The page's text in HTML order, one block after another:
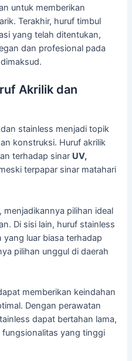
untuk memberikan
Terakhir, huruf timbul
yang telah ditentukan,
dan profesional pada
Akrilik dan
stainless menjadi topik
konstruksi. Huruf akrilik
terhadap sinar UV,
terpapar sinar matahari
menjadikannya pilihan ideal
Di sisi lain, huruf stainless
luar biasa terhadap
pilihan unggul di daerah
memberikan keindahan
Dengan perawatan
dapat bertahan lama,
fungsionalitas yang tinggi